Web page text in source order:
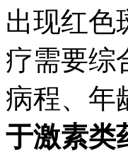
出现红色
疗需要综
病程、年
于激素类